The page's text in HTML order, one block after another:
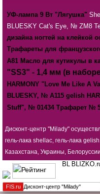
УФ-лампа 9 Вт "Лягушка"
BLUESKY Cat's Eye, № ZM8
дизайна ногтей на клейкой
Трафареты для
А81 Масло для кутикулы в
"SS3" - 1,4 мм (в
HARMONY "Love Me Like A
BLUESKY, № А115 gelish
Stuff", № 01434 Трафарет №
Дисконт-центр "Milady"
гель-лака shellac, гель-лака
Казахстана, Украины,
FIS. ru Дисконт-центр "Milady"